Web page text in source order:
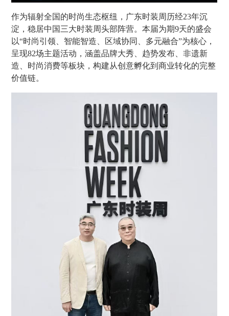
作为辐射全国的时尚生态枢纽，广东时装周历经23年沉
淀，稳居中国三大时装周头部阵营。本届为期9天的盛会
以“时尚引领、智能智造、区域协同、多元融合”为核心，
呈现82场主题活动，涵盖品牌大秀、趋势发布、非遗新
造、时尚消费等板块，构建从创意孵化到商业转化的完整
价值链。